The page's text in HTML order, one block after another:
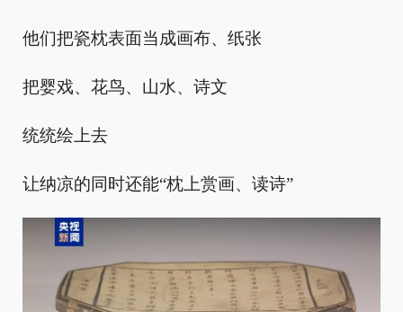
他们把瓷枕表面当成画布、纸张
把婴戏、花鸟、山水、诗文
统统绘上去
让纳凉的同时还能“枕上赏画、读诗”